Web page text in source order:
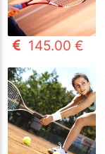
145.00 €